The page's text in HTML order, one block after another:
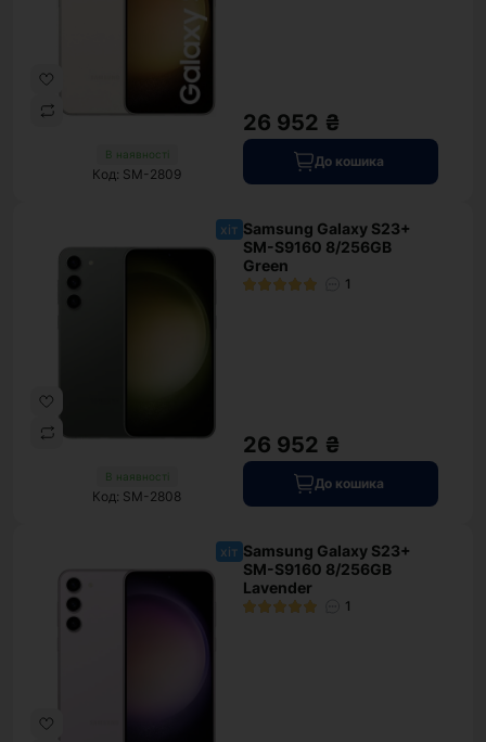
В наявності
Код: SM-2809
26 952 ₴
До кошика
хіт
В наявності
Код: SM-2808
Samsung Galaxy S23+
SM-S9160 8/256GB
Green
1
26 952 ₴
До кошика
хіт Samsung Galaxy S23+
SM-S9160 8/256GB
Lavender
1